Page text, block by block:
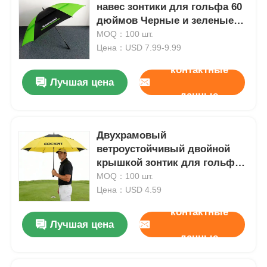
навес зонтики для гольфа 60
дюймов Черные и зеленые
зонтики
MOQ：100 шт.
Цена：USD 7.99-9.99
Лучшая цена
контактные
данные
Двухрамовый
ветроустойчивый двойной
крышкой зонтик для гольфа
двойной слой
солнцезащитный зонтик
MOQ：100 шт.
Цена：USD 4.59
Лучшая цена
контактные
данные